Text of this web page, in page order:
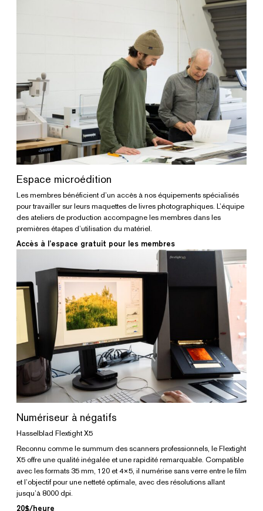
Espace microédition
Les membres bénéficient d’un accès à nos équipements spécialisés
pour travailler sur leurs maquettes de livres photographiques. L’équipe
des ateliers de production accompagne les membres dans les
premières étapes d’utilisation du matériel.
Accès à l’espace gratuit pour les membres
Numériseur à négatifs
Hasselblad Flextight X5
Reconnu comme le summum des scanners professionnels, le Flextight
X5 offre une qualité inégalée et une rapidité remarquable. Compatible
avec les formats 35 mm, 120 et 4×5, il numérise sans verre entre le film
et l’objectif pour une netteté optimale, avec des résolutions allant
jusqu’à 8000 dpi.
20$/heure